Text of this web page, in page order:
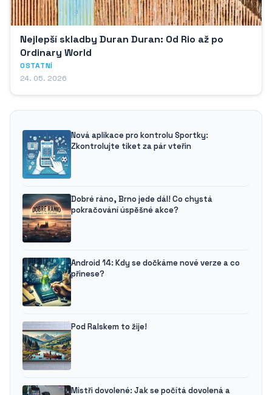
Nejlepší skladby Duran Duran: Od Rio až po
Ordinary World
OSTATNÍ
24. 05. 2026
Nová aplikace pro kontrolu Sportky:
Zkontrolujte tiket za pár vteřin
Dobré ráno, Brno jede dál! Co chystá
pokračování úspěšné akce?
Android 14: Kdy se dočkáme nové verze a co
přinese?
Pod Ralskem to žije!
Mistři dovolené: Jak se počítá dovolená a